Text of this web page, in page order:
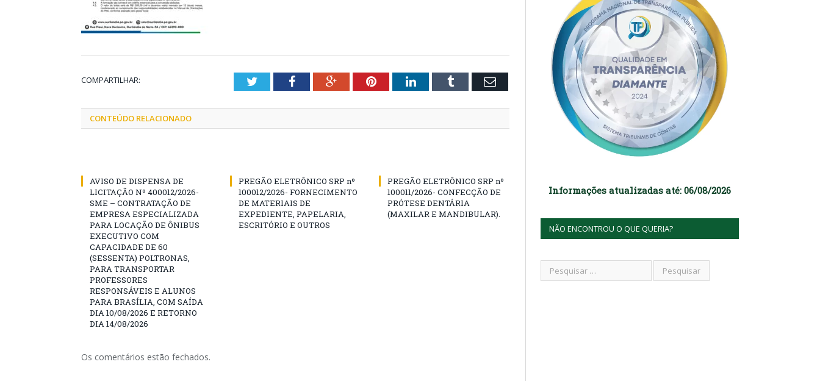
COMPARTILHAR: TwitterFacebookGoogle+PinterestLinkedInTumblr Email
CONTEÚDO RELACIONADO
AVISO DE DISPENSA DE
LICITAÇÃO Nº 400012/2026-
SME – CONTRATAÇÃO DE
EMPRESA ESPECIALIZADA
PARA LOCAÇÃO DE ÔNIBUS
EXECUTIVO COM
CAPACIDADE DE 60
(SESSENTA) POLTRONAS,
PARA TRANSPORTAR
PROFESSORES
RESPONSÁVEIS E ALUNOS
PARA BRASÍLIA, COM SAÍDA
DIA 10/08/2026 E RETORNO
DIA 14/08/2026
PREGÃO ELETRÔNICO SRP nº
100012/2026- FORNECIMENTO
DE MATERIAIS DE
EXPEDIENTE, PAPELARIA,
ESCRITÓRIO E OUTROS
PREGÃO ELETRÔNICO SRP nº
100011/2026- CONFECÇÃO DE
PRÓTESE DENTÁRIA
(MAXILAR E MANDIBULAR).
Os comentários estão fechados.
Informações atualizadas até: 06/08/2026
NÃO ENCONTROU O QUE QUERIA?